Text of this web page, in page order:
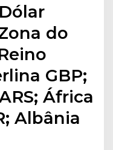
do
GBP;
África
Albânia